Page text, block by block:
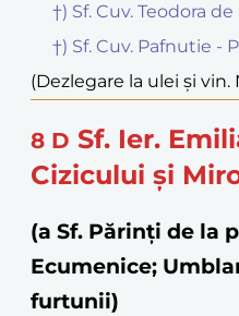
†) Sf. Cuv. Teodora de
†) Sf. Cuv. Pafnutie -
(Dezlegare la ulei și
8 D Sf. Ier.
Cizicului și
(a Sf. Părinți de la
Ecumenice;
furtunii)